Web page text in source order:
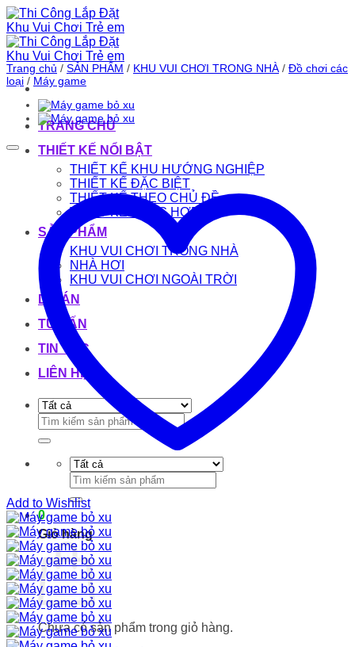
Bỏ
qua
nội
dung
TRANG CHỦ
THIẾT KẾ NỔI BẬT
THIẾT KẾ KHU HƯỚNG NGHIỆP
THIẾT KẾ ĐẶC BIỆT
THIẾT KẾ THEO CHỦ ĐỀ
THIẾT KẾ TỔNG HỢP
SẢN PHẨM
KHU VUI CHƠI TRONG NHÀ
NHÀ HƠI
KHU VUI CHƠI NGOÀI TRỜI
DỰ ÁN
TƯ VẤN
TIN TỨC
LIÊN HỆ
Tìm
kiếm:
Tìm
kiếm:
0
Giỏ hàng
Chưa có sản phẩm trong giỏ hàng.
Trang chủ / SẢN PHẨM / KHU VUI CHƠI TRONG NHÀ / Đồ chơi các
loại / Máy game
Add to Wishlist